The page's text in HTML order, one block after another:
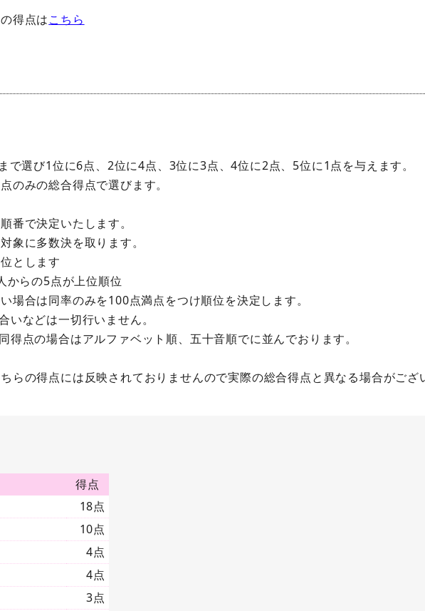
得点はこちら
で選び1位に6点、2位に4点、3位に3点、4位に2点、5位に1点を与えます。
のみの総合得点で選びます。
で決定いたします。
象に多数決を取ります。
とします
からの5点が上位順位
場合は同率のみを100点満点をつけ順位を決定します。
いなどは一切行いません。
得点の場合はアルファベット順、五十音順でに並んでおります。
らの得点には反映されておりませんので実際の総合得点と異なる場合がござ
得点
18点
10点
4点
4点
3点